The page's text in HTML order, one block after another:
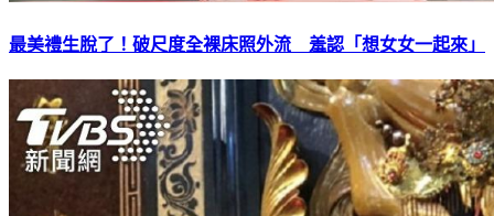
最美禮生脫了！破尺度全裸床照外流 羞認「想女女一起來」